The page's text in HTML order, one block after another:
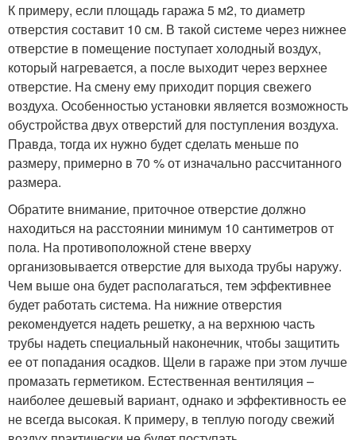
К примеру, если площадь гаража 5 м2, то диаметр
отверстия составит 10 см. В такой системе через нижнее
отверстие в помещение поступает холодный воздух,
который нагревается, а после выходит через верхнее
отверстие. На смену ему приходит порция свежего
воздуха. Особенностью установки является возможность
обустройства двух отверстий для поступления воздуха.
Правда, тогда их нужно будет сделать меньше по
размеру, примерно в 70 % от изначально рассчитанного
размера.
Обратите внимание, приточное отверстие должно
находиться на расстоянии минимум 10 сантиметров от
пола. На противоположной стене вверху
организовывается отверстие для выхода трубы наружу.
Чем выше она будет располагаться, тем эффективнее
будет работать система. На нижние отверстия
рекомендуется надеть решетку, а на верхнюю часть
трубы надеть специальный наконечник, чтобы защитить
ее от попадания осадков. Щели в гараже при этом лучше
промазать герметиком. Естественная вентиляция –
наиболее дешевый вариант, однако и эффективность ее
не всегда высокая. К примеру, в теплую погоду свежий